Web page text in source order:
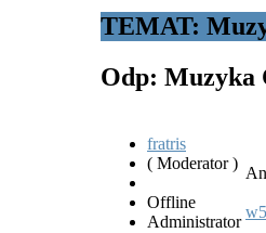
TEMAT:
Odp: Muzyka
fratris
( Moderator )
Offline
Administrator